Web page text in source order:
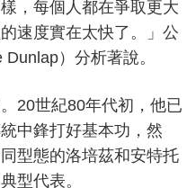
，每個人都在爭取更大
速度實在太快了。」公
）分析著說。
20世紀80年代初，他已
中鋒打好基本功，然
型態的洛培茲和安特托
型代表。